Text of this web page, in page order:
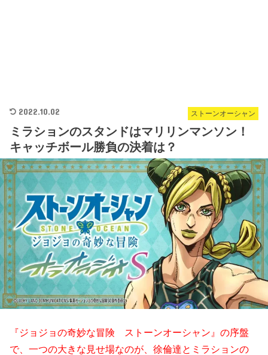
ストーンオーシャン
2022.10.02
ミラションのスタンドはマリリンマンソン！
キャッチボール勝負の決着は？
『ジョジョの奇妙な冒険 ストーンオーシャン』の序盤
で、一つの大きな見せ場なのが、徐倫達とミラションの